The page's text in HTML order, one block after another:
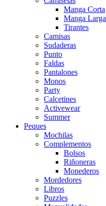
Manga Corta
Manga Larga
Tirantes
Camisas
Sudaderas
Punto
Faldas
Pantalones
Monos
Party
Calcetines
Activewear
Summer
Peques
Mochilas
Complementos
Bolsos
Riñoneras
Monederos
Mordedores
Libros
Puzzles